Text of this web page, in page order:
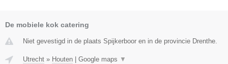
De mobiele kok catering
Niet gevestigd in de plaats Spijkerboor en in de provincie Drenthe.
Utrecht » Houten Google maps ▼